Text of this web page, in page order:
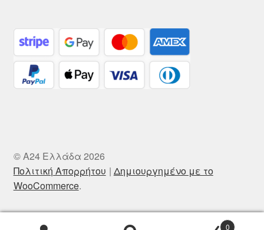
© A24 Ελλάδα 2026
Πολιτική Απορρήτου
Δημιουργημένο με το
WooCommerce.
0